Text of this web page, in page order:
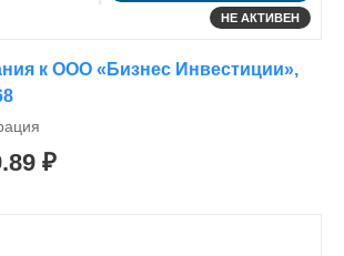
НЕ АКТИВЕН
к ООО «Бизнес Инвестиции»,
₽